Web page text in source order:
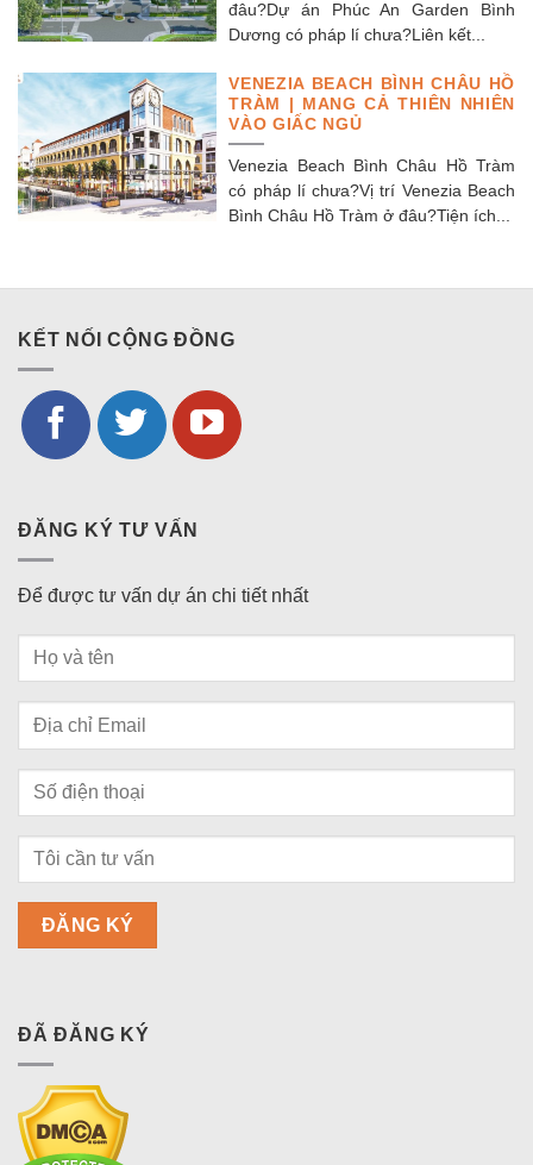
đâu?Dự án Phúc An Garden Bình
Dương có pháp lí chưa?Liên kết...
VENEZIA BEACH BÌNH CHÂU HỒ
TRÀM | MANG CẢ THIÊN NHIÊN
VÀO GIẤC NGỦ
Venezia Beach Bình Châu Hồ Tràm
có pháp lí chưa?Vị trí Venezia Beach
Bình Châu Hồ Tràm ở đâu?Tiện ích...
KẾT NỐI CỘNG ĐỒNG
ĐĂNG KÝ TƯ VẤN
Để được tư vấn dự án chi tiết nhất
ĐÃ ĐĂNG KÝ